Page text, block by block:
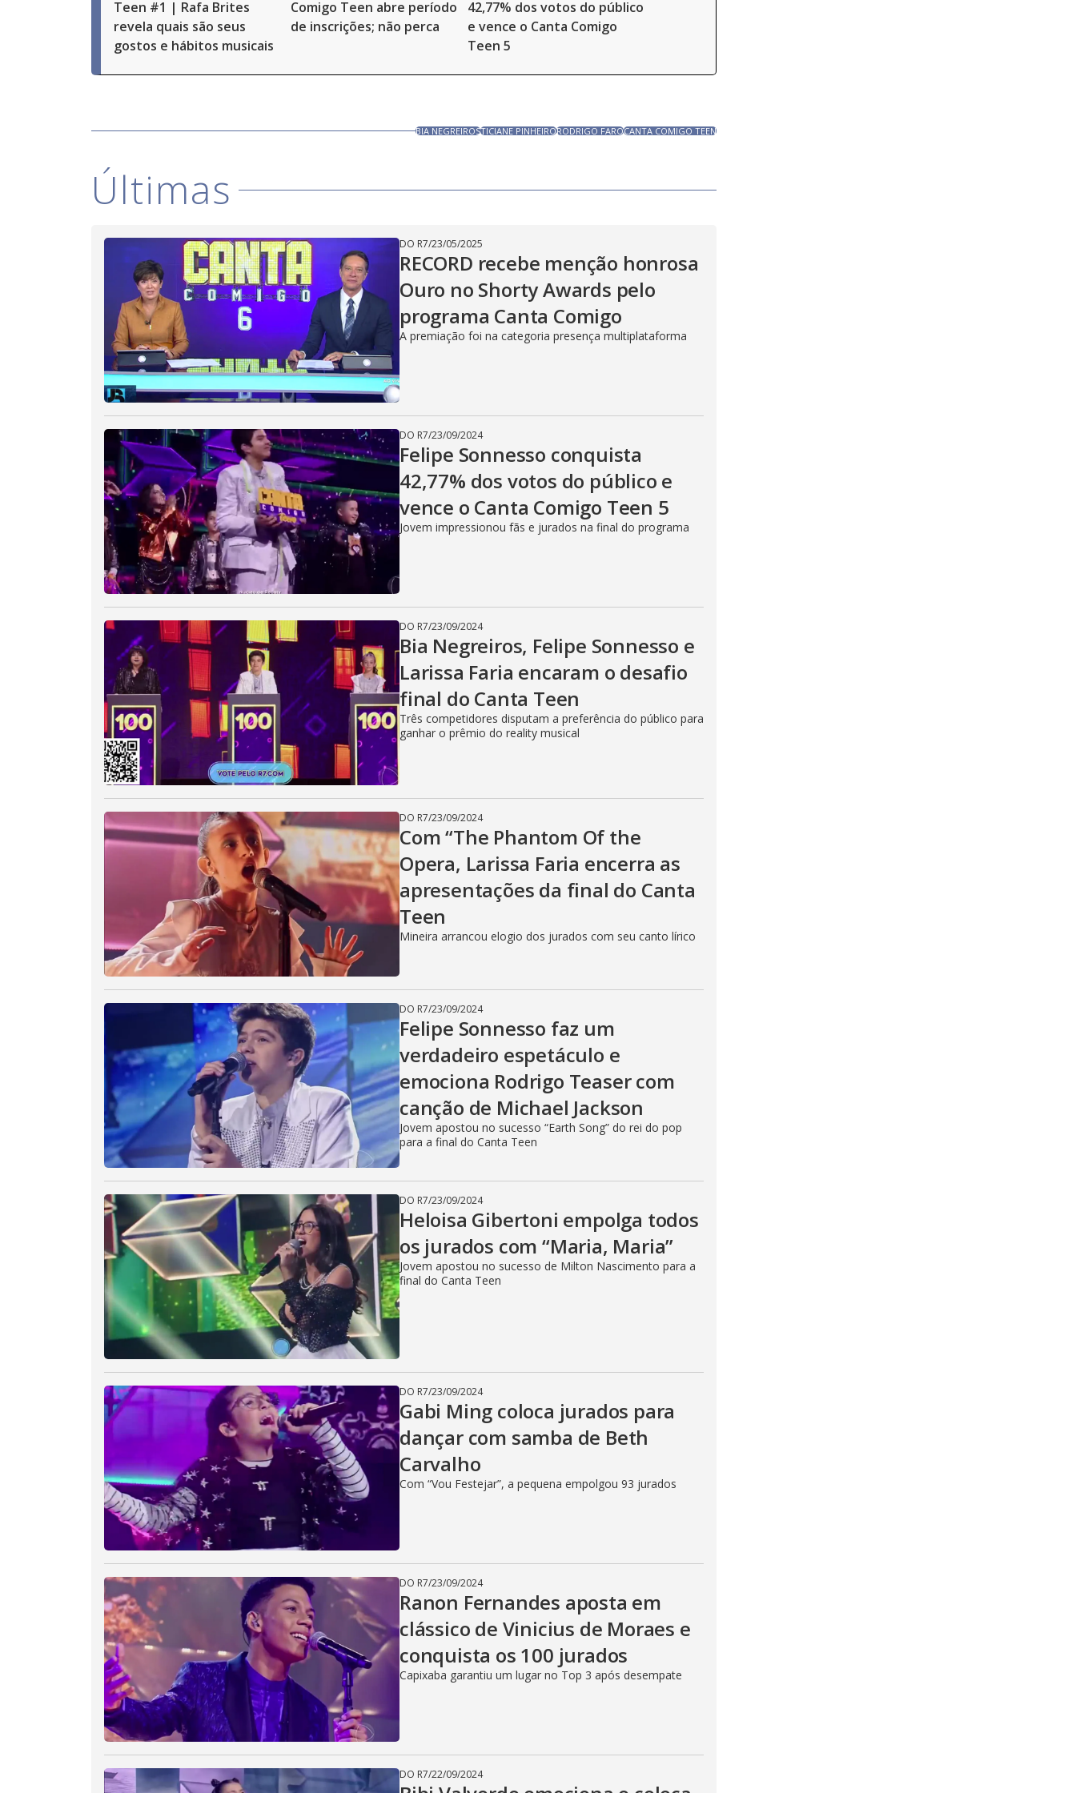
Teen #1 | Rafa Brites
revela quais são seus
gostos e hábitos musicais
Comigo Teen abre período
de inscrições; não perca
42,77% dos votos do público
e vence o Canta Comigo
Teen 5
BIA NEGREIROSTICIANE PINHEIRORODRIGO FAROCANTA COMIGO TEEN
Últimas
DO R7/23/05/2025
RECORD recebe menção honrosa
Ouro no Shorty Awards pelo
programa Canta Comigo
A premiação foi na categoria presença multiplataforma
DO R7/23/09/2024
Felipe Sonnesso conquista
42,77% dos votos do público e
vence o Canta Comigo Teen 5
Jovem impressionou fãs e jurados na final do programa
DO R7/23/09/2024
Bia Negreiros, Felipe Sonnesso e
Larissa Faria encaram o desafio
final do Canta Teen
Três competidores disputam a preferência do público para
ganhar o prêmio do reality musical
DO R7/23/09/2024
Com “The Phantom Of the
Opera, Larissa Faria encerra as
apresentações da final do Canta
Teen
Mineira arrancou elogio dos jurados com seu canto lírico
DO R7/23/09/2024
Felipe Sonnesso faz um
verdadeiro espetáculo e
emociona Rodrigo Teaser com
canção de Michael Jackson
Jovem apostou no sucesso “Earth Song” do rei do pop
para a final do Canta Teen
DO R7/23/09/2024
Heloisa Gibertoni empolga todos
os jurados com “Maria, Maria”
Jovem apostou no sucesso de Milton Nascimento para a
final do Canta Teen
DO R7/23/09/2024
Gabi Ming coloca jurados para
dançar com samba de Beth
Carvalho
Com “Vou Festejar”, a pequena empolgou 93 jurados
DO R7/23/09/2024
Ranon Fernandes aposta em
clássico de Vinicius de Moraes e
conquista os 100 jurados
Capixaba garantiu um lugar no Top 3 após desempate
DO R7/22/09/2024